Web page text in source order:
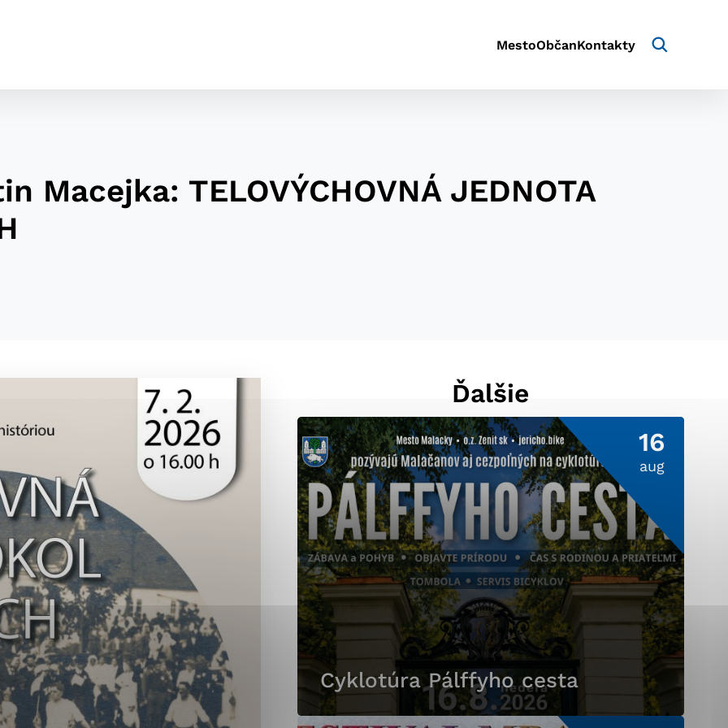
MestoObčanKontakty
Macejka: TELOVÝCHOVNÁ JEDNOTA
Ďalšie
16
aug
Cyklotúra Pálffyho cesta
pre prevádzku nevyhnutné a pomáhajú urobiť webové stránky uplatniteľnými
funkcie, ako je navigácia na stránke a prístup k zabezpečeným oblastiam webovej
cookie nemôže web správne fungovať.
prevádzkovateľovi stránok pochopiť, ako návštevníci stránok stránku používajú,
a ponúknuť im lepšiu skúsenosť. Všetky dáta sa zbierajú anonymne a nie je
osobou.
Povoliť všetko Uložiť nastavenia Viac informácií